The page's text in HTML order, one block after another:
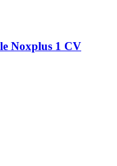
Noxplus 1 CV